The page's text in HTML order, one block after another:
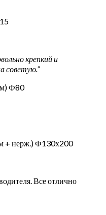
крепкий и
советую.”
Ф80
+ нерж.) Ф130х200
Все отлично